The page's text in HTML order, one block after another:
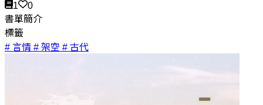
1
0
書單簡介
標籤
# 言情 # 架空 # 古代